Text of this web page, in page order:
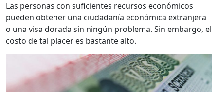
Las personas con suficientes recursos económicos
pueden obtener una ciudadanía económica extranjera
o una visa dorada sin ningún problema. Sin embargo, el
costo de tal placer es bastante alto.